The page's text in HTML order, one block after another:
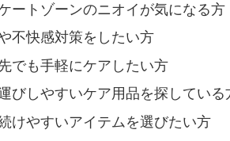
ートゾーンのニオイが気になる方
不快感対策をしたい方
でも手軽にケアしたい方
びしやすいケア用品を探している
けやすいアイテムを選びたい方